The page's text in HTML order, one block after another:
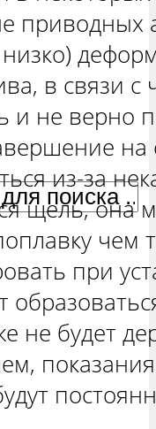
«ГРАНТА»
«ОКА»
приводных
в связи
и не верно
на
из-за
щель, она
чем
при
не будет